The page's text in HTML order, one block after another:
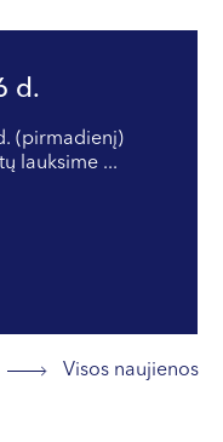
d.
(pirmadienį)
lauksime ...
Visos naujienos